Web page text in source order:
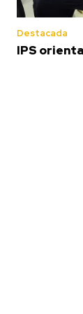
Destacada
IPS